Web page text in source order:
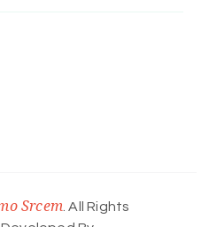
Srcem . All Rights